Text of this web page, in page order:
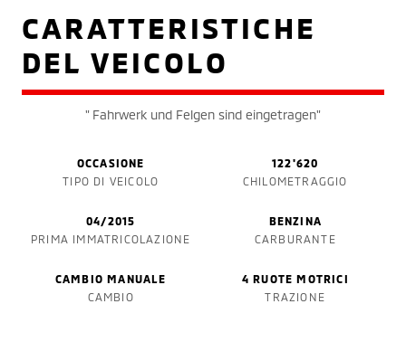
CARATTERISTICHE
DEL VEICOLO
" Fahrwerk und Felgen sind eingetragen"
OCCASIONE
TIPO DI VEICOLO
122'620
CHILOMETRAGGIO
04/2015
PRIMA IMMATRICOLAZIONE
BENZINA
CARBURANTE
CAMBIO MANUALE
CAMBIO
4 RUOTE MOTRICI
TRAZIONE